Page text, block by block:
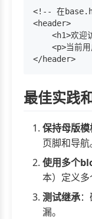
<!-- 在
<header>
<h1>欢迎
<p>当前
最佳实践
保持母版
页脚和导航
使用多个
本）定义多
测试继承
漏。